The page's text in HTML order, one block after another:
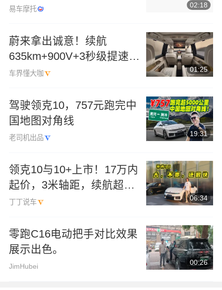
么样？
易车摩托
02:18
蔚来拿出诚意！续航
635km+900V+3秒级提速，
全新ES8价格给力
车界懂大咖
01:25
驾驶领克10，757元跑完中
国地图对角线
老司机出品
19:31
领克10与10+上市！17万内
起价，3米轴距，续航超
500公里，性能强
丁丁说车
06:34
零跑C16电动把手对比效果
展示出色。
JimHubei
00:26